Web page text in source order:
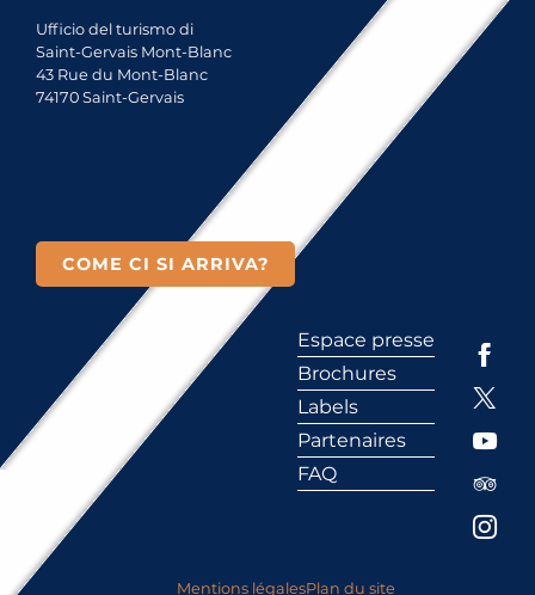
Ufficio del turismo di
Saint-Gervais Mont-Blanc
43 Rue du Mont-Blanc
74170 Saint-Gervais
COME CI SI ARRIVA?
Espace presse
Brochures
Labels
Partenaires
FAQ
Mentions légalesPlan du site